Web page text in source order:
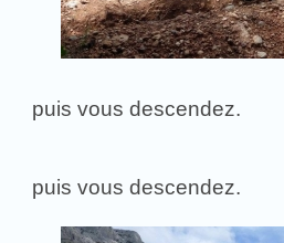
puis vous descendez.
puis vous descendez.